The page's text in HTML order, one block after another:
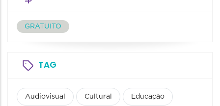
GRATUITO
TAG
Audiovisual Cultural Educação